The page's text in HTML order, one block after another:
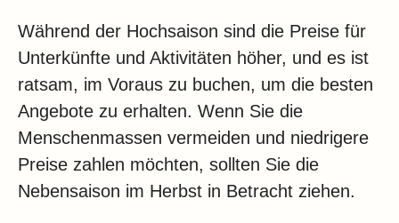
Während der Hochsaison sind die Preise für
Unterkünfte und Aktivitäten höher, und es ist
ratsam, im Voraus zu buchen, um die besten
Angebote zu erhalten. Wenn Sie die
Menschenmassen vermeiden und niedrigere
Preise zahlen möchten, sollten Sie die
Nebensaison im Herbst in Betracht ziehen.